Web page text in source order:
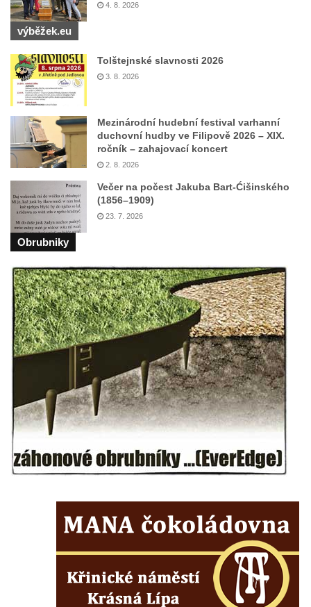
4. 8. 2026
výběžek.eu
Tolštejnské slavnosti 2026
3. 8. 2026
Mezinárodní hudební festival varhanní
duchovní hudby ve Filipově 2026 – XIX.
ročník – zahajovací koncert
2. 8. 2026
Večer na počest Jakuba Bart-Ćišinského
(1856–1909)
23. 7. 2026
Obrubniky